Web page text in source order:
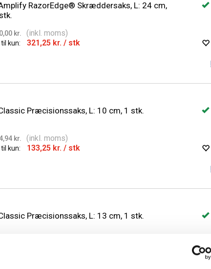
RazorEdge® Skræddersaks, L: 24 cm,
kr. (inkl. moms)
kun: 321,25 kr. / stk
Præcisionssaks, L: 10 cm, 1 stk.
kr. (inkl. moms)
kun: 133,25 kr. / stk
Præcisionssaks, L: 13 cm, 1 stk.